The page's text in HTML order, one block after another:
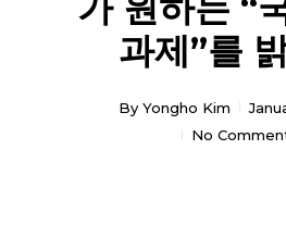
과제”를
By Yongho Kim
No